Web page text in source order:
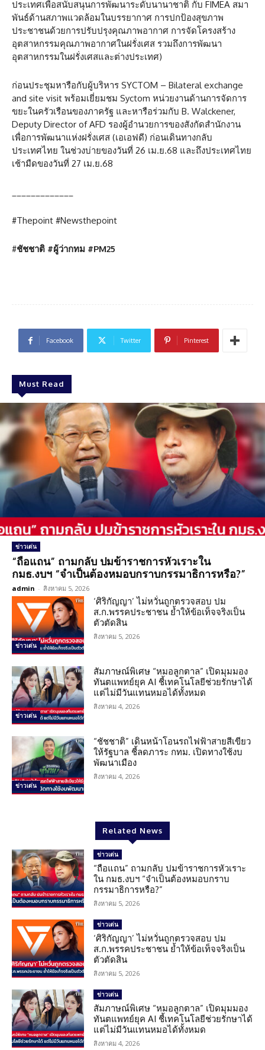
ประเทศเพื่อสนับสนุนการพัฒนาระดับนานาชาติ กับ FIMEA สมา
พันธ์ด้านสภาพแวดล้อมในบรรยากาศ การปกป้องสุขภาพ
ประชาชนด้วยการปรับปรุงคุณภาพอากาศ การจัดโครงสร้าง
อุตสาหกรรมคุณภาพอากาศในฝรั่งเศส รวมถึงการพัฒนา
อุตสาหกรรมในฝรั่งเศสและต่างประเทศ)
ก่อนประชุมหารือกับผู้บริหาร SYCTOM – Bilateral exchange
and site visit พร้อมเยี่ยมชม Syctom หน่วยงานด้านการจัดการ
ขยะในครัวเรือนของภาครัฐ และหารือร่วมกับ B. Walckener,
Deputy Director of AFD รองผู้อำนวยการของสังกัดสำนักงาน
เพื่อการพัฒนาแห่งฝรั่งเศส (เอเอฟดี) ก่อนเดินทางกลับ
ประเทศไทย ในช่วงบ่ายของวันที่ 26 เม.ย.68 และถึงประเทศไทย
เช้ามืดของวันที่ 27 เม.ย.68
#Thepoint #Newsthepoint
#ชัชชาติ #ผู้ว่ากทม #PM25
Facebook Twitter Pinterest
Must Read
ข่าวเด่น
“ถือแถน” ถามกลับ ปมข้าราชการหัวเราะใน
กมธ.งบฯ “จำเป็นต้องหมอบกราบกรรมาธิการหรือ?”
admin - สิงหาคม 5, 2026
ข่าวเด่น
‘ศิริกัญญา’ ไม่หวั่นถูกตรวจสอบ ปม
ส.ก.พรรคประชาชน ย้ำให้ข้อเท็จจริงเป็น
ตัวตัดสิน
สิงหาคม 5, 2026
ข่าวเด่น
สัมภาษณ์พิเศษ “หมอลูกตาล” เปิดมุมมอง
ทันตแพทย์ยุค AI ชี้เทคโนโลยีช่วยรักษาได้
แต่ไม่มีวันแทนหมอได้ทั้งหมด
สิงหาคม 4, 2026
ข่าวเด่น
“ชัชชาติ” เดินหน้าโอนรถไฟฟ้าสายสีเขียว
ให้รัฐบาล ชี้ลดภาระ กทม. เปิดทางใช้งบ
พัฒนาเมือง
สิงหาคม 4, 2026
Related News
ข่าวเด่น
“ถือแถน” ถามกลับ ปมข้าราชการหัวเราะ
ใน กมธ.งบฯ “จำเป็นต้องหมอบกราบ
กรรมาธิการหรือ?”
สิงหาคม 5, 2026
ข่าวเด่น
‘ศิริกัญญา’ ไม่หวั่นถูกตรวจสอบ ปม
ส.ก.พรรคประชาชน ย้ำให้ข้อเท็จจริงเป็น
ตัวตัดสิน
สิงหาคม 5, 2026
ข่าวเด่น
สัมภาษณ์พิเศษ “หมอลูกตาล” เปิดมุมมอง
ทันตแพทย์ยุค AI ชี้เทคโนโลยีช่วยรักษาได้
แต่ไม่มีวันแทนหมอได้ทั้งหมด
สิงหาคม 4, 2026